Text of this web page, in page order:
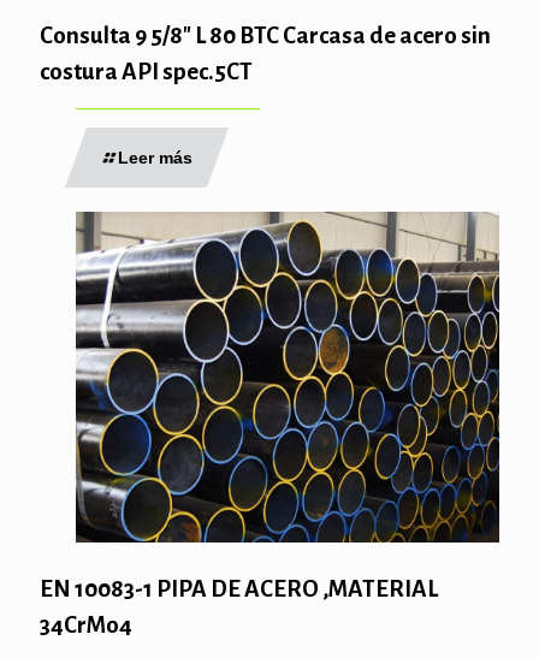
Consulta 9 5/8″ L 80 BTC Carcasa de acero sin
costura API spec.5CT
Leer más
EN 10083-1 PIPA DE ACERO ,MATERIAL
34CrMo4